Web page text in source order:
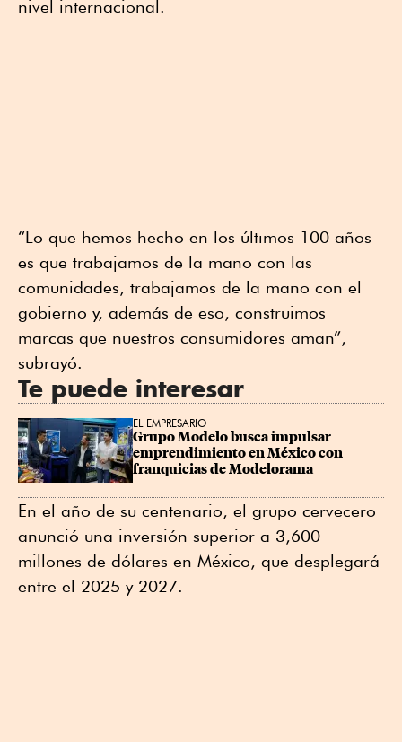
nivel internacional.
“Lo que hemos hecho en los últimos 100 años
es que trabajamos de la mano con las
comunidades, trabajamos de la mano con el
gobierno y, además de eso, construimos
marcas que nuestros consumidores aman”,
subrayó.
Te puede interesar
EL EMPRESARIO
Grupo Modelo busca impulsar
emprendimiento en México con
franquicias de Modelorama
En el año de su centenario, el grupo cervecero
anunció una inversión superior a 3,600
millones de dólares en México, que desplegará
entre el 2025 y 2027.